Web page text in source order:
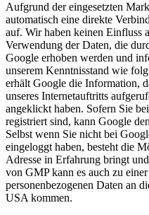
Aufgrund der eingesetzten
automatisch eine direkte
auf. Wir haben keinen Einfluss
Verwendung der Daten, die
Google erhoben werden und
unserem Kenntnisstand wie
erhält Google die Information,
unseres Internetauftritts
angeklickt haben. Sofern Sie
registriert sind, kann Google
Selbst wenn Sie nicht bei
eingeloggt haben, besteht die
Adresse in Erfahrung bringt
von GMP kann es auch zu
personenbezogenen Daten an
USA kommen.